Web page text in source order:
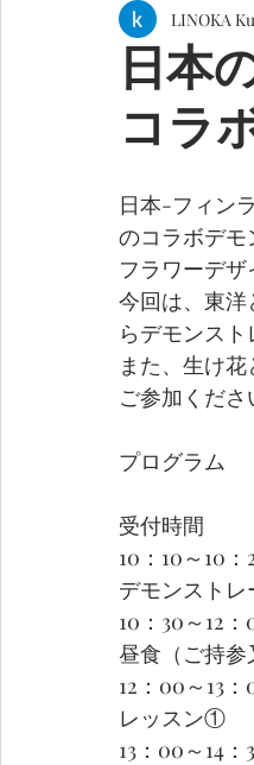
メディア
LINOKA Kukka フ
日本
コラ
LINOKA
日本-フィン
のコラボデ
フラワーデ
今回は、東
らデモンス
また、生け
ご参加くださ
プログラム
受付時間
10：10～10：
デモンストレ
10：30～12：
昼食（ご持参
12：00～13：
レッスン①
13：00～14：